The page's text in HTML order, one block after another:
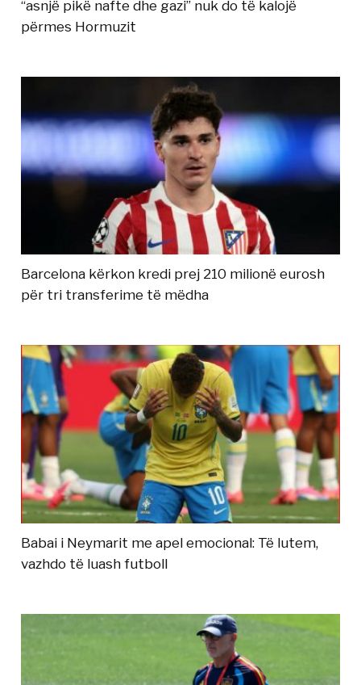
“asnjë pikë nafte dhe gazi” nuk do të kalojë
përmes Hormuzit
Barcelona kërkon kredi prej 210 milionë eurosh
për tri transferime të mëdha
Babai i Neymarit me apel emocional: Të lutem,
vazhdo të luash futboll